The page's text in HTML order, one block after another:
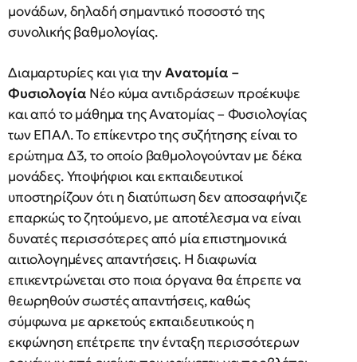
μονάδων, δηλαδή σημαντικό ποσοστό της
συνολικής βαθμολογίας.
Διαμαρτυρίες και για τηνΑνατομία –
Φυσιολογία Νέο κύμα αντιδράσεων προέκυψε
και από το μάθημα της Ανατομίας – Φυσιολογίας
των ΕΠΑΛ. Το επίκεντρο της συζήτησης είναι το
ερώτημα Δ3, το οποίο βαθμολογούνταν με δέκα
μονάδες. Υποψήφιοι και εκπαιδευτικοί
υποστηρίζουν ότι η διατύπωση δεν αποσαφήνιζε
επαρκώς το ζητούμενο, με αποτέλεσμα να είναι
δυνατές περισσότερες από μία επιστημονικά
αιτιολογημένες απαντήσεις. Η διαφωνία
επικεντρώνεται στο ποια όργανα θα έπρεπε να
θεωρηθούν σωστές απαντήσεις, καθώς
σύμφωνα με αρκετούς εκπαιδευτικούς η
εκφώνηση επέτρεπε την ένταξη περισσότερων